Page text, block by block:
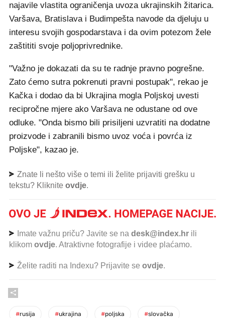
najavile vlastita ograničenja uvoza ukrajinskih žitarica.
Varšava, Bratislava i Budimpešta navode da djeluju u
interesu svojih gospodarstava i da ovim potezom žele
zaštititi svoje poljoprivrednike.
"Važno je dokazati da su te radnje pravno pogrešne.
Zato ćemo sutra pokrenuti pravni postupak", rekao je
Kačka i dodao da bi Ukrajina mogla Poljskoj uvesti
recipročne mjere ako Varšava ne odustane od ove
odluke. "Onda bismo bili prisiljeni uzvratiti na dodatne
proizvode i zabranili bismo uvoz voća i povrća iz
Poljske", kazao je.
Znate li nešto više o temi ili želite prijaviti grešku u
tekstu? Kliknite ovdje.
Imate važnu priču? Javite se na desk@index.hr ili
klikom ovdje. Atraktivne fotografije i videe plaćamo.
Želite raditi na Indexu? Prijavite se ovdje.
#rusija #ukrajina #poljska #slovačka